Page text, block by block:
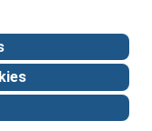
solutions Ltd